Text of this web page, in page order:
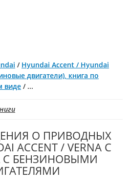
/ Hyundai Accent / Hyundai
двигатели), книга по
виде / ...
О ПРИВОДНЫХ
ACCENT / VERNA С
С БЕНЗИНОВЫМИ